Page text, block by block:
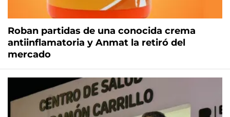
Roban partidas de una conocida crema
antiinflamatoria y Anmat la retiró del
mercado